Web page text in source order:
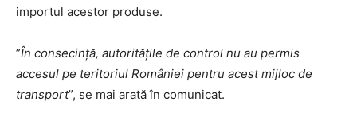
importul acestor produse.
”În consecinţă, autorităţile de control nu au permis
accesul pe teritoriul României pentru acest mijloc de
transport”, se mai arată în comunicat.